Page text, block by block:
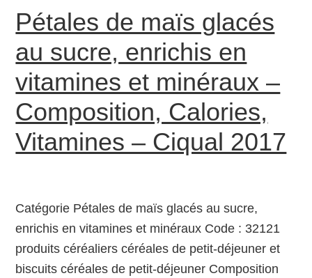
Pétales de maïs glacés
au sucre, enrichis en
vitamines et minéraux –
Composition, Calories,
Vitamines – Ciqual 2017
Catégorie Pétales de maïs glacés au sucre,
enrichis en vitamines et minéraux Code : 32121
produits céréaliers céréales de petit-déjeuner et
biscuits céréales de petit-déjeuner Composition